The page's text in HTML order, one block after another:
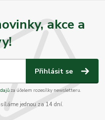
akce a
Přihlásit se
za účelem rozesílky newsletteru.
jednou za 14 dní.